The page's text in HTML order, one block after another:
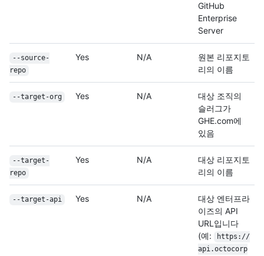
GitHub
Enterprise
Server
--source-
repo
Yes N/A
원본 리포지토
리의 이름
--target-org Yes N/A
대상 조직의
슬러그가
GHE.com에
있음
--target-
repo
Yes N/A
대상 리포지토
리의 이름
--target-api Yes N/A
대상 엔터프라
이즈의 API
URL입니다
(예:
https://
api.octocorp